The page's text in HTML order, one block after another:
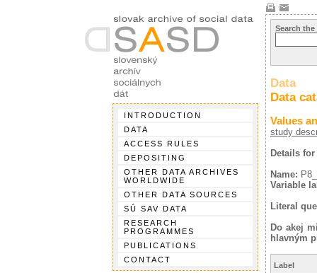
INTRODUCTION
DATA
ACCESS RULES
DEPOSITING
OTHER DATA ARCHIVES
WORLDWIDE
OTHER DATA SOURCES
SÚ SAV DATA
RESEARCH
PROGRAMMES
PUBLICATIONS
CONTACT
Search the
Data
Data
Values
study
Details
Name:
Variable
Literal
Do akej
hlavným
Label